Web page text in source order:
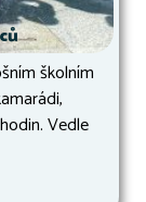
školním
Vedle